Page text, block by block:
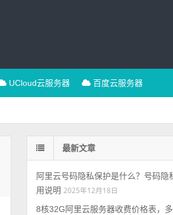
UCloud云服务器 百度云服务器
最新文章
阿里云号码隐私保护是什么？号码隐
用说明 2025年12月18日
8核32G阿里云服务器收费价格表，